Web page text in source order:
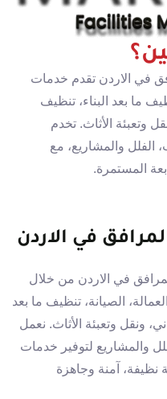
في الاردن تقدم خدمات
ما بعد البناء، تنظيف
وتعبئة الأثاث. تخدم
الفلل والمشاريع، مع
المستمرة.
في الاردن
في الاردن من خلال
الصيانة، تنظيف ما بعد
ونقل وتعبئة الأثاث. نعمل
والمشاريع لتوفير خدمات
آمنة وجاهزة